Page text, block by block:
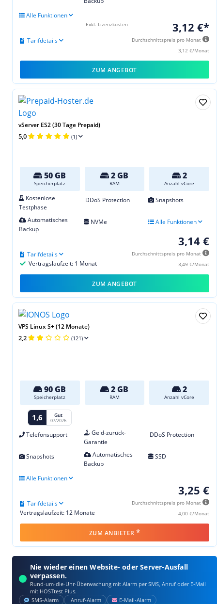
Alle Funktionen
3,12 €*
Durchschnittspreis pro Monat
3,12 €/Monat
Tarifdetails
Exkl. Lizenzkosten
ZUM ANGEBOT
vServer ES2 (30 Tage Prepaid)
5,0 (1)
50 GB
Speicherplatz
2 GB
RAM
2
Anzahl vCore
Kostenlose
Testphase
DDoS Protection Snapshots
Automatisches
Backup
NVMe Alle Funktionen
3,14 €
Durchschnittspreis pro Monat
3,49 €/Monat
Vertragslaufzeit: 1 Monat
Tarifdetails
ZUM ANGEBOT
VPS Linux S+ (12 Monate)
2,2 (121)
90 GB
Speicherplatz
2 GB
RAM
2
Anzahl vCore
1,6 Gut
07/2026
Telefonsupport
Geld-zurück-
Garantie
DDoS Protection
Snapshots
Automatisches
Backup
SSD
Alle Funktionen
3,25 €
Durchschnittspreis pro Monat
4,00 €/Monat
Vertragslaufzeit: 12 Monate
Tarifdetails
ZUM ANBIETER *
Nie wieder einen Website- oder Server-Ausfall
verpassen.
Rund-um-die-Uhr-Überwachung mit Alarm per SMS, Anruf oder E‑Mail
mit HOSTtest Plus.
SMS‑Alarm Anruf‑Alarm E‑Mail‑Alarm